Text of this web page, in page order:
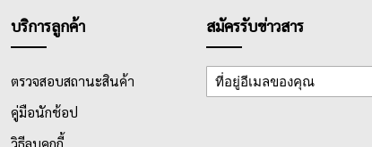
บริการลูกค้า
ตรวจสอบสถานะสินค้า
คู่มือนักช้อป
วิธีลบคุกกี้
สมัครรับข่าวสาร